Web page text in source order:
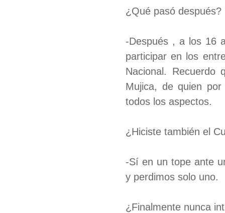
¿Qué pasó después?
-Después , a los 16
participar en los
Nacional.
Mujica, de quien
todos los aspectos.
¿Hiciste también el
-Sí en un tope ante
y perdimos solo uno.
¿Finalmente nunca